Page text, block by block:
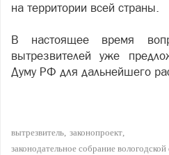
на территории всей страны.
В настоящее время
вытрезвителей уже
Думу РФ для дальнейшего
вытрезвитель законопроект
законодательное собрание вологодской